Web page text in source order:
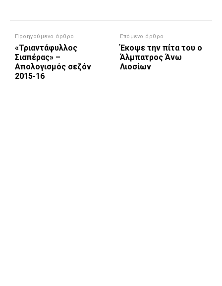
Προηγούμενο άρθρο
«Τριαντάφυλλος
Σιαπέρας» –
Απολογισμός σεζόν
2015-16
Επόμενο άρθρο
Έκοψε την πίτα του ο
Άλμπατρος Άνω
Λιοσίων